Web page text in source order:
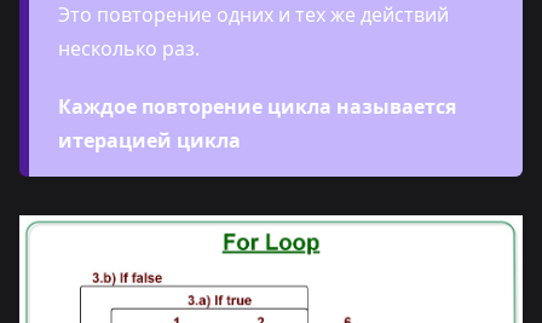
Это повторение одних и тех же действий
несколько раз.
Каждое повторение цикла называется
итерацией цикла